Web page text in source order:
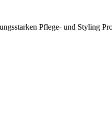
Pflege- und Styling